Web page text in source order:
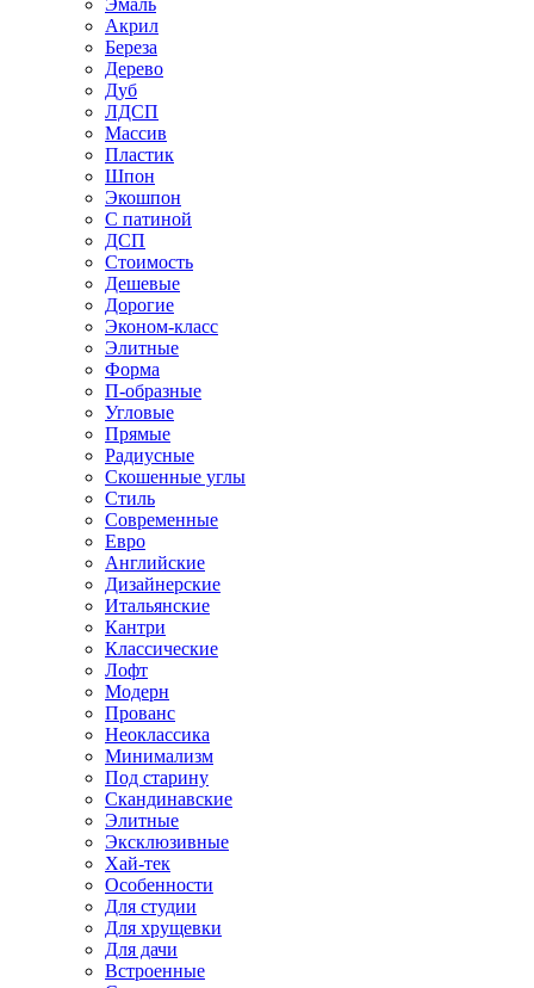
Эмаль
Акрил
Береза
Дерево
Дуб
ЛДСП
Массив
Пластик
Шпон
Экошпон
С патиной
ДСП
Стоимость
Дешевые
Дорогие
Эконом-класс
Элитные
Форма
П-образные
Угловые
Прямые
Радиусные
Скошенные углы
Стиль
Современные
Евро
Английские
Дизайнерские
Итальянские
Кантри
Классические
Лофт
Модерн
Прованс
Неоклассика
Минимализм
Под старину
Скандинавские
Элитные
Эксклюзивные
Хай-тек
Особенности
Для студии
Для хрущевки
Для дачи
Встроенные